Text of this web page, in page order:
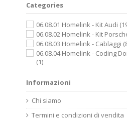
Categories
06.08.01 Homelink - Kit Audi
06.08.02 Homelink - Kit
06.08.03 Homelink - Cablaggi
06.08.04 Homelink - Coding
(1)
Informazioni
Chi siamo
Termini e condizioni di vendita